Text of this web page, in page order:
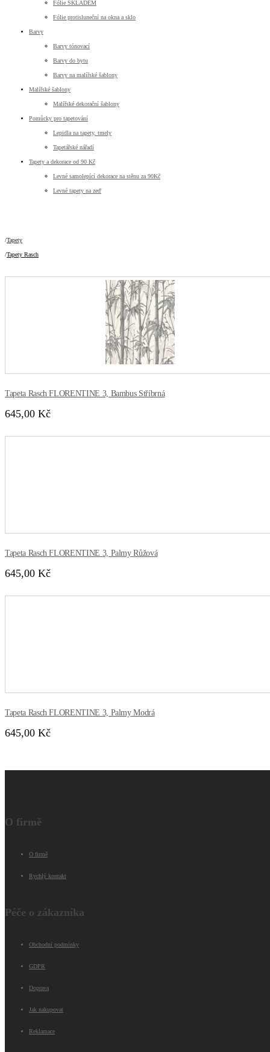
Fólie SKLADEM
Fólie protisluneční na okna a sklo
Barvy
Barvy tónovací
Barvy do bytu
Barvy na malířské šablony
Malířské šablony
Malířské dekorační šablony
Pomůcky pro tapetování
Lepidla na tapety, tmely
Tapetářské nářadí
Tapety a dekorace od 90 Kč
Levné samolepící dekorace na stěnu za 90Kč
Levné tapety na zeď
Tapety
Tapety Rasch
Tapeta Rasch FLORENTINE 3, Bambus Stříbrná
645,00 Kč
Tapeta Rasch FLORENTINE 3, Palmy Růžová
645,00 Kč
Tapeta Rasch FLORENTINE 3, Palmy Modrá
645,00 Kč
O firmě
O firmě
Rychlý kontakt
Péče o zákazníka
Obchodní podmínky
GDPR
Doprava
Jak nakupovat
Reklamace